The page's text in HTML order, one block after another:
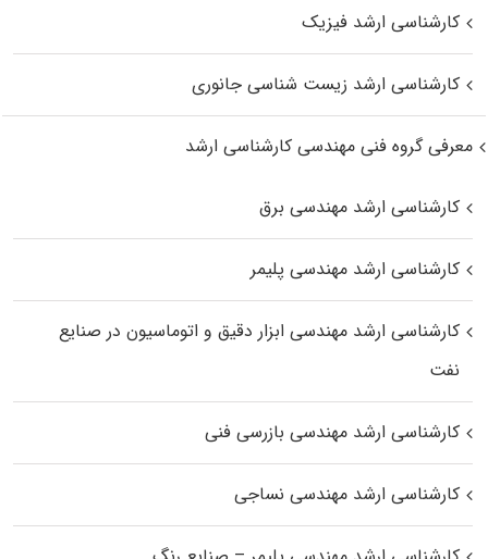
کارشناسی ارشد فیزیک
کارشناسی ارشد زیست‌ شناسی جانوری
معرفی گروه فنی مهندسی کارشناسی ارشد
کارشناسی ارشد مهندسی برق
کارشناسی ارشد مهندسی پلیمر
کارشناسی ارشد مهندسی ابزار دقیق و اتوماسیون در صنایع
نفت
کارشناسی ارشد مهندسی بازرسی فنی
کارشناسی ارشد مهندسی نساجی